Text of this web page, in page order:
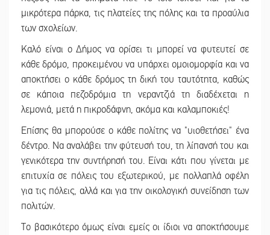
μικρότερα πάρκα, τις πλατείες της πόλης και τα προαύλια
των σχολείων.
Καλό είναι ο Δήμος να ορίσει τι μπορεί να φυτευτεί σε
κάθε δρόμο, προκειμένου να υπάρχει ομοιομορφία και να
αποκτήσει ο κάθε δρόμος τη δική του ταυτότητα, καθώς
σε κάποια πεζοδρόμια τη νεραντζιά τη διαδέχεται η
λεμονιά, μετά η πικροδάφνη, ακόμα και καλαμποκιές!
Επίσης θα μπορούσε ο κάθε πολίτης να "υιοθετήσει" ένα
δέντρο. Να αναλάβει την φύτευσή του, τη λίπανσή του και
γενικότερα την συντήρησή του. Είναι κάτι που γίνεται με
επιτυχία σε πόλεις του εξωτερικού, με πολλαπλά οφέλη
για τις πόλεις, αλλά και για την οικολογική συνείδηση των
πολιτών.
Το βασικότερο όμως είναι εμείς οι ίδιοι να αποκτήσουμε